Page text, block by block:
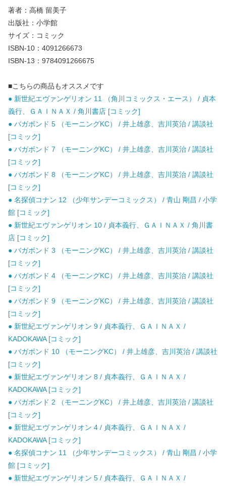
著者：高橋 留美子
出版社：小学館
サイズ：コミック
ISBN-10：4091266673
ISBN-13：9784091266675
■こちらの商品もオススメです
● 新世紀エヴァンゲリオン 11 （角川コミックス・エース） / 貞本
義行、ＧＡＩＮＡＸ / 角川書店 [コミック]
● バガボンド 5 （モーニングKC） / 井上雄彦、吉川英治 / 講談社
[コミック]
● バガボンド 7 （モーニングKC） / 井上雄彦、吉川英治 / 講談社
[コミック]
● バガボンド 8 （モーニングKC） / 井上雄彦、吉川英治 / 講談社
[コミック]
● 名探偵コナン 12 （少年サンデーコミックス） / 青山 剛昌 / 小学
館 [コミック]
● 新世紀エヴァンゲリオン 10 / 貞本義行、ＧＡＩＮＡＸ / 角川書
店 [コミック]
● バガボンド 3 （モーニングKC） / 井上雄彦、吉川英治 / 講談社
[コミック]
● バガボンド 4 （モーニングKC） / 井上雄彦、吉川英治 / 講談社
[コミック]
● バガボンド 9 （モーニングKC） / 井上雄彦、吉川英治 / 講談社
[コミック]
● 新世紀エヴァンゲリオン 9 / 貞本義行、ＧＡＩＮＡＸ /
KADOKAWA [コミック]
● バガボンド 10 （モーニングKC） / 井上雄彦、吉川英治 / 講談社
[コミック]
● 新世紀エヴァンゲリオン 8 / 貞本義行、ＧＡＩＮＡＸ /
KADOKAWA [コミック]
● バガボンド 2 （モーニングKC） / 井上雄彦、吉川英治 / 講談社
[コミック]
● 新世紀エヴァンゲリオン 4 / 貞本義行、ＧＡＩＮＡＸ /
KADOKAWA [コミック]
● 名探偵コナン 11 （少年サンデーコミックス） / 青山 剛昌 / 小学
館 [コミック]
● 新世紀エヴァンゲリオン 5 / 貞本義行、ＧＡＩＮＡＸ /